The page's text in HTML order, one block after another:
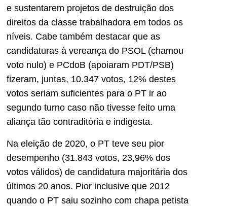
e sustentarem projetos de destruição dos
direitos da classe trabalhadora em todos os
níveis. Cabe também destacar que as
candidaturas à vereança do PSOL (chamou
voto nulo) e PCdoB (apoiaram PDT/PSB)
fizeram, juntas, 10.347 votos, 12% destes
votos seriam suficientes para o PT ir ao
segundo turno caso não tivesse feito uma
aliança tão contraditória e indigesta.
Na eleição de 2020, o PT teve seu pior
desempenho (31.843 votos, 23,96% dos
votos válidos) de candidatura majoritária dos
últimos 20 anos. Pior inclusive que 2012
quando o PT saiu sozinho com chapa petista